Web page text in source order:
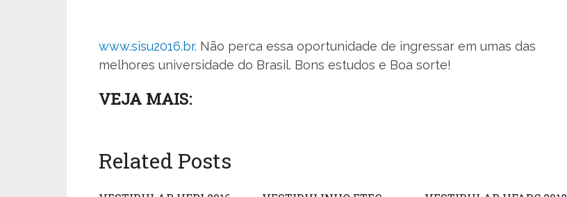
www.sisu2016.br. Não perca essa oportunidade de ingressar em umas das
melhores universidade do Brasil. Bons estudos e Boa sorte!
VEJA MAIS:
Related Posts